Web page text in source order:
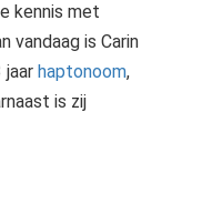
kennis met
vandaag is Carin
jaar haptonoom,
is zij